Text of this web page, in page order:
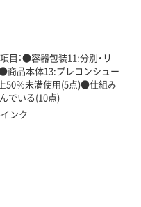
目：●容器包装11:分別・リ
商品本体13:プレコンシュー
50％未満使用(5点)●仕組み
でいる(10点)
ンク